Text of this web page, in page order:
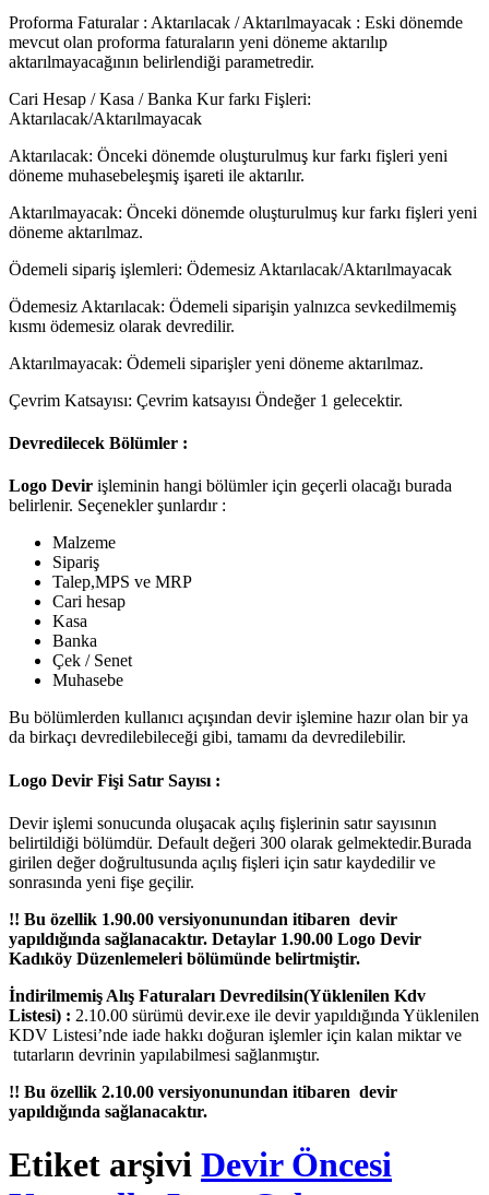
Proforma Faturalar : Aktarılacak / Aktarılmayacak : Eski dönemde
mevcut olan proforma faturaların yeni döneme aktarılıp
aktarılmayacağının belirlendiği parametredir.
Cari Hesap / Kasa / Banka Kur farkı Fişleri:
Aktarılacak/Aktarılmayacak
Aktarılacak: Önceki dönemde oluşturulmuş kur farkı fişleri yeni
döneme muhasebeleşmiş işareti ile aktarılır.
Aktarılmayacak: Önceki dönemde oluşturulmuş kur farkı fişleri yeni
döneme aktarılmaz.
Ödemeli sipariş işlemleri: Ödemesiz Aktarılacak/Aktarılmayacak
Ödemesiz Aktarılacak: Ödemeli siparişin yalnızca sevkedilmemiş
kısmı ödemesiz olarak devredilir.
Aktarılmayacak: Ödemeli siparişler yeni döneme aktarılmaz.
Çevrim Katsayısı: Çevrim katsayısı Öndeğer 1 gelecektir.
Devredilecek Bölümler :
Logo Devir işleminin hangi bölümler için geçerli olacağı burada
belirlenir. Seçenekler şunlardır :
Malzeme
Sipariş
Talep,MPS ve MRP
Cari hesap
Kasa
Banka
Çek / Senet
Muhasebe
Bu bölümlerden kullanıcı açışından devir işlemine hazır olan bir ya
da birkaçı devredilebileceği gibi, tamamı da devredilebilir.
Logo Devir Fişi Satır Sayısı :
Devir işlemi sonucunda oluşacak açılış fişlerinin satır sayısının
belirtildiği bölümdür. Default değeri 300 olarak gelmektedir.Burada
girilen değer doğrultusunda açılış fişleri için satır kaydedilir ve
sonrasında yeni fişe geçilir.
!! Bu özellik 1.90.00 versiyonunundan itibaren devir
yapıldığında sağlanacaktır. Detaylar 1.90.00 Logo Devir
Kadıköy Düzenlemeleri bölümünde belirtmiştir.
İndirilmemiş Alış Faturaları Devredilsin(Yüklenilen Kdv
Listesi) : 2.10.00 sürümü devir.exe ile devir yapıldığında Yüklenilen
KDV Listesi’nde iade hakkı doğuran işlemler için kalan miktar ve
tutarların devrinin yapılabilmesi sağlanmıştır.
!! Bu özellik 2.10.00 versiyonunundan itibaren devir
yapıldığında sağlanacaktır.
Etiket arşivi Devir Öncesi